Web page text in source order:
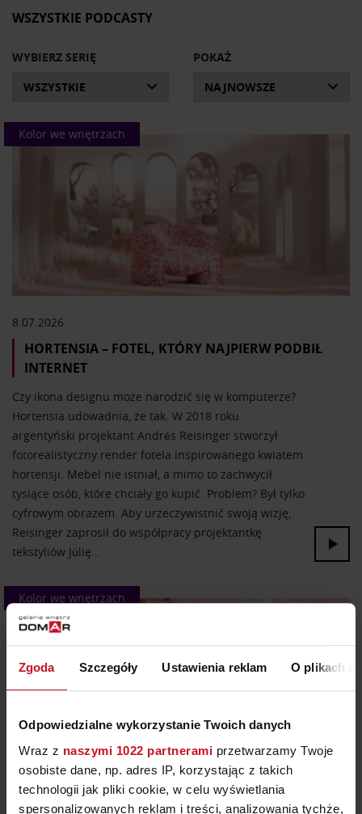
Zgoda Szczegóły Ustawienia reklam O plikach
Odpowiedzialne wykorzystanie Twoich danych
Wraz z naszymi 1022 partnerami przetwarzamy Twoje
osobiste dane, np. adres IP, korzystając z takich
technologii jak pliki cookie, w celu wyświetlania
spersonalizowanych reklam i treści, analizowania tychże,
Okazuje się, że za wieloma produktami kryją się
z humorem opowiadają prowadzący. Wszystkie audycje
archiwalne, które ukazały się w latach 2019-2021 oraz
Domowa Galeria Stylu to program obowiązkowy dla
miłośników wzornictwa.
WSZYSTKIE PODCASTY
WYBIERZ SERIĘ POKAŻ
Kolor we wnętrzach
8.07.2026
HORTENSIA – FOTEL, KTÓRY NAJPIERW PODBIŁ
INTERNET
Czy ikona designu może narodzić się w komputerze?
Hortensia udowadnia, że tak. W 2018 roku
argentyński projektant Andrés Reisinger stworzył
fotorealistyczny render fotela inspirowanego kwiatem
hortensji. Mebel nie istniał, a mimo to zachwycił
tysiące osób, które chciały go kupić. Problem? Był tylko
cyfrowym obrazem. Aby urzeczywistnić swoją wizję,
Reisinger zaprosił do współpracy projektantkę
tekstyliów Júlię…
Kolor we wnętrzach
1.07.2026